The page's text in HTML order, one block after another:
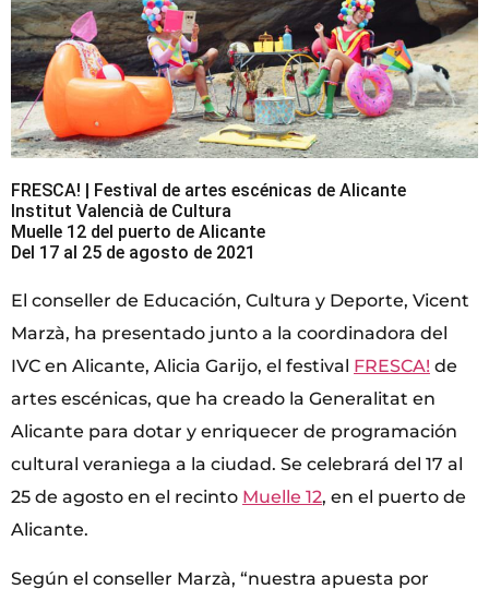
FRESCA! | Festival de artes escénicas de Alicante
Institut Valencià de Cultura
Muelle 12 del puerto de Alicante
Del 17 al 25 de agosto de 2021
El conseller de Educación, Cultura y Deporte, Vicent
Marzà, ha presentado junto a la coordinadora del
IVC en Alicante, Alicia Garijo, el festival FRESCA! de
artes escénicas, que ha creado la Generalitat en
Alicante para dotar y enriquecer de programación
cultural veraniega a la ciudad. Se celebrará del 17 al
25 de agosto en el recinto Muelle 12, en el puerto de
Alicante.
Según el conseller Marzà, “nuestra apuesta por